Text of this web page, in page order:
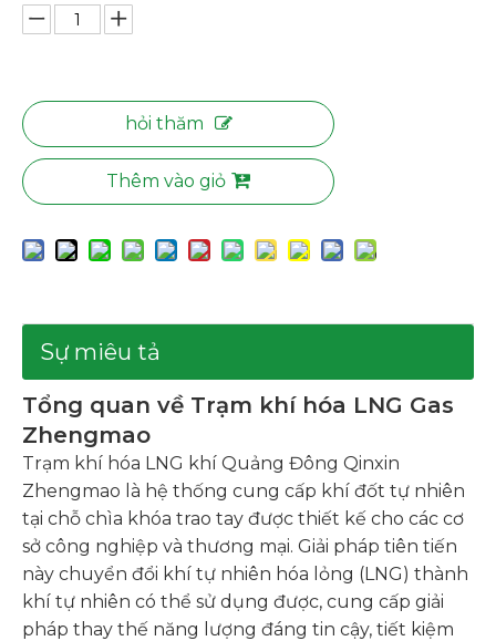
hỏi thăm
Thêm vào giỏ
Sự miêu tả
Tổng quan về Trạm khí hóa LNG Gas
Zhengmao
Trạm khí hóa LNG khí Quảng Đông Qinxin
Zhengmao là hệ thống cung cấp khí đốt tự nhiên
tại chỗ chìa khóa trao tay được thiết kế cho các cơ
sở công nghiệp và thương mại. Giải pháp tiên tiến
này chuyển đổi khí tự nhiên hóa lỏng (LNG) thành
khí tự nhiên có thể sử dụng được, cung cấp giải
pháp thay thế năng lượng đáng tin cậy, tiết kiệm